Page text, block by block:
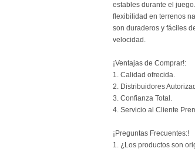
estables durante el
flexibilidad en terrenos
son duraderos y fáciles
velocidad.
¡Ventajas de Comprar!:
1. Calidad ofrecida.
2. Distribuidores
3. Confianza Total.
4. Servicio al Cliente
¡Preguntas Frecuentes:!
1. ¿Los productos son